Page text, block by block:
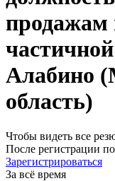
продажам
Алабино
область)
Чтобы видеть все
После регистрации
Зарегистрироваться
За всё время